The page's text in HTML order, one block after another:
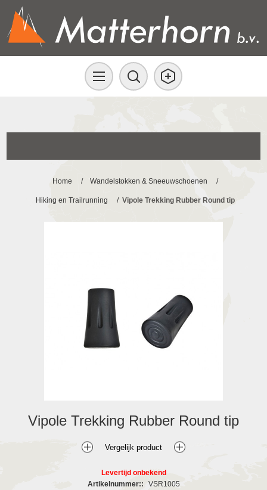
Home / Wandelstokken & Sneeuwschoenen /
Hiking en Trailrunning / Vipole Trekking Rubber Round tip
Vipole Trekking Rubber Round tip
Levertijd onbekend
Artikelnummer::
VSR1005